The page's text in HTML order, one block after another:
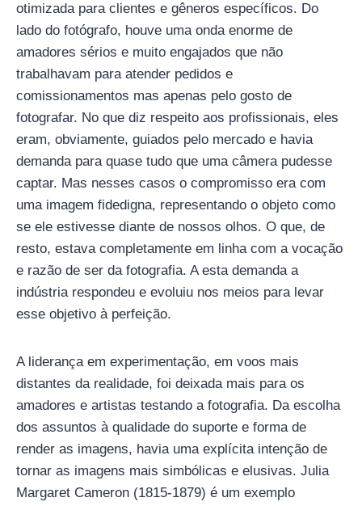
otimizada para clientes e gêneros específicos. Do
lado do fotógrafo, houve uma onda enorme de
amadores sérios e muito engajados que não
trabalhavam para atender pedidos e
comissionamentos mas apenas pelo gosto de
fotografar. No que diz respeito aos profissionais, eles
eram, obviamente, guiados pelo mercado e havia
demanda para quase tudo que uma câmera pudesse
captar. Mas nesses casos o compromisso era com
uma imagem fidedigna, representando o objeto como
se ele estivesse diante de nossos olhos. O que, de
resto, estava completamente em linha com a vocação
e razão de ser da fotografia. A esta demanda a
indústria respondeu e evoluiu nos meios para levar
esse objetivo à perfeição.
A liderança em experimentação, em voos mais
distantes da realidade, foi deixada mais para os
amadores e artistas testando a fotografia. Da escolha
dos assuntos à qualidade do suporte e forma de
render as imagens, havia uma explícita intenção de
tornar as imagens mais simbólicas e elusivas. Julia
Margaret Cameron (1815-1879) é um exemplo